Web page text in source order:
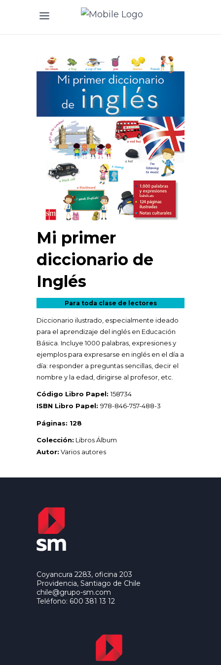
Mi primer
diccionario de
Inglés
Para toda clase de lectores
Diccionario ilustrado, especialmente ideado
para el aprendizaje del inglés en Educación
Básica. Incluye 1000 palabras, expresiones y
ejemplos para expresarse en inglés en el día a
día: responder a preguntas sencillas, decir el
nombre y la edad, dirigirse al profesor, etc.
Código Libro Papel:158734
ISBN Libro Papel: 978-846-757-488-3
Páginas: 128
Colección: Libros Álbum
Autor: Varios autores
Coyancura 2283, oficina 203
Providencia, Santiago de Chile
chile@grupo-sm.com
Teléfono: 600 381 13 12